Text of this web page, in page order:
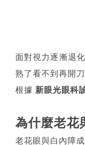
面對視力逐漸退
熟了看不到再開
根據 新眼光眼科
為什麼老花
老花眼與白內障